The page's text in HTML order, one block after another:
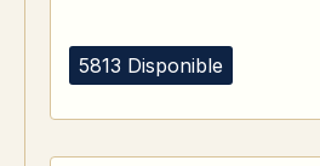
5813 Disponible